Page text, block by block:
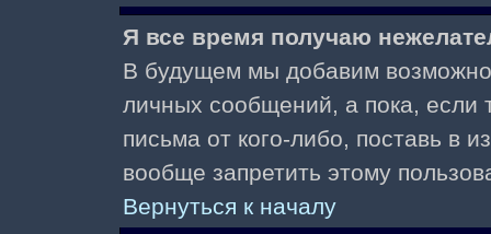
Я все время получаю
В будущем мы добавим
личных сообщений, а пока, если
письма от кого-либо, поставь в
вообще запретить этому
Вернуться к началу